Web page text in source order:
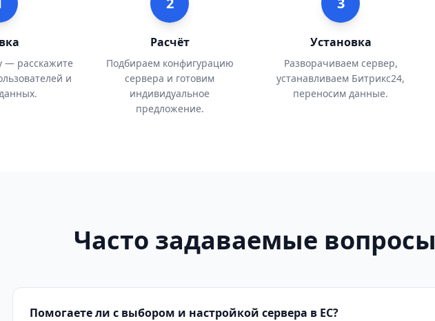
— расскажите
и
Расчёт
Подбираем конфигурацию
сервера и готовим
индивидуальное
предложение.
Установка
Разворачиваем сервер,
устанавливаем Битрикс24,
переносим данные.
Часто задаваемые вопросы
Помогаете ли с выбором и настройкой сервера в ЕС?